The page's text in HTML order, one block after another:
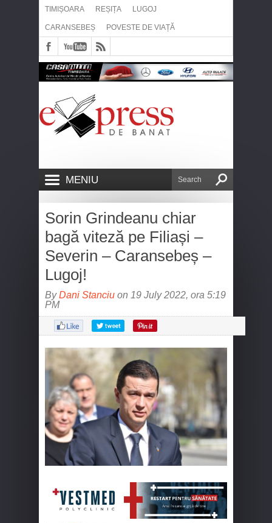
TIMIȘOARA REȘIȚA LUGOJ
CARANSEBEȘ POVESTE DE VIAȚĂ
MENIU
Sorin Grindeanu chiar
bagă viteză pe Filiași –
Severin – Caransebeș –
Lugoj!
ByDani Stanciu on 19 July 2022, ora 5:19
PM